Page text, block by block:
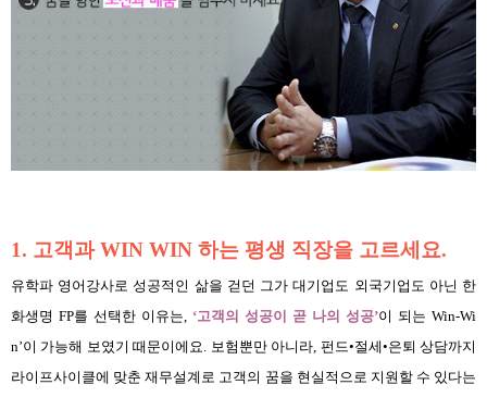
1. 고객과 WIN WIN 하는 평생 직장을 고르세요.
유학파 영어강사로 성공적인 삶을 걷던 그가 대기업도 외국기업도 아닌 한
화생명 FP를 선택한 이유는, ‘고객의 성공이 곧 나의 성공’이 되는 Win-Wi
n’이 가능해 보였기 때문이에요. 보험뿐만 아니라, 펀드•절세•은퇴 상담까지
라이프사이클에 맞춘 재무설계로 고객의 꿈을 현실적으로 지원할 수 있다는